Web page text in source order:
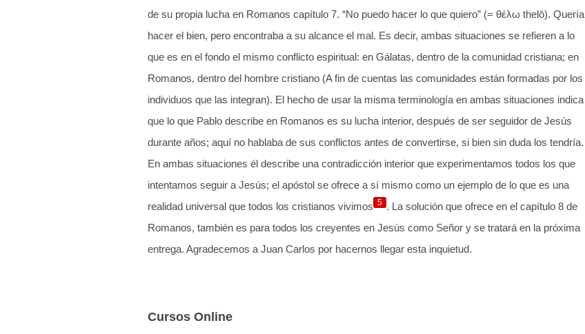
de su propia lucha en Romanos capítulo 7. “No puedo hacer lo que quiero” (= θέλω thelō). Quería
hacer el bien, pero encontraba a su alcance el mal. Es decir, ambas situaciones se refieren a lo
que es en el fondo el mismo conflicto espiritual: en Gálatas, dentro de la comunidad cristiana; en
Romanos, dentro del hombre cristiano (A fin de cuentas las comunidades están formadas por los
individuos que las integran). El hecho de usar la misma terminología en ambas situaciones indica
que lo que Pablo describe en Romanos es su lucha interior, después de ser seguidor de Jesús
durante años; aquí no hablaba de sus conflictos antes de convertirse, si bien sin duda los tendría.
En ambas situaciones él describe una contradicción interior que experimentamos todos los que
intentamos seguir a Jesús; el apóstol se ofrece a sí mismo como un ejemplo de lo que es una
realidad universal que todos los cristianos vivimos 5 . La solución que ofrece en el capítulo 8 de
Romanos, también es para todos los creyentes en Jesús como Señor y se tratará en la próxima
entrega. Agradecemos a Juan Carlos por hacernos llegar esta inquietud.
Cursos Online